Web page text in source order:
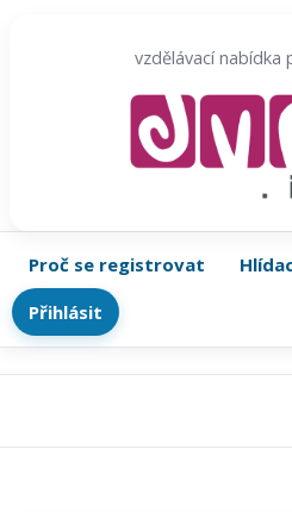
vzdělávací nabídka
Proč se registrovat
Přihlásit